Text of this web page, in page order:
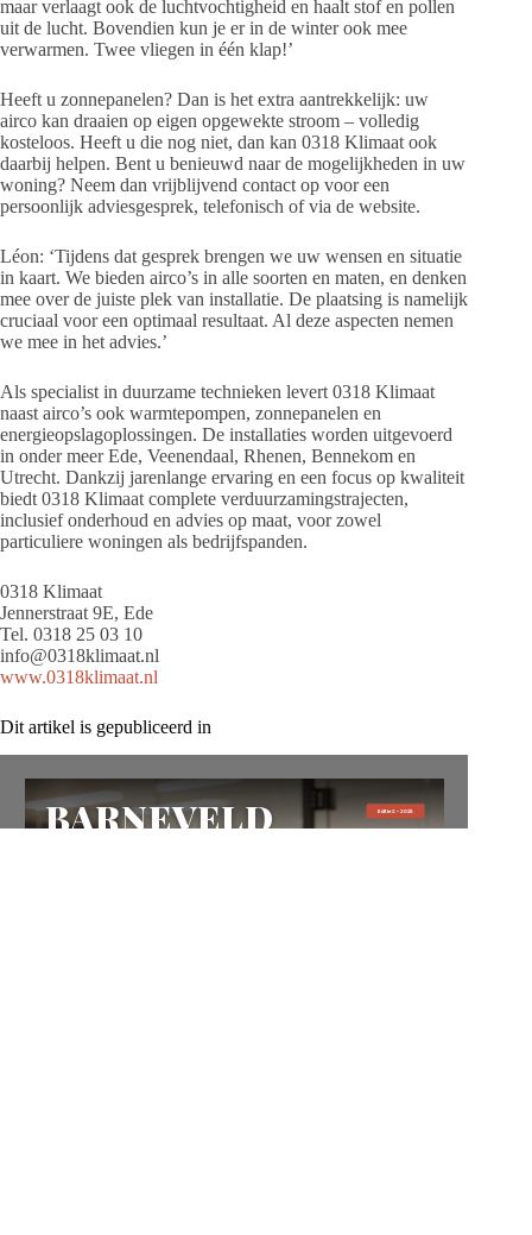
maar verlaagt ook de luchtvochtigheid en haalt stof en pollen
uit de lucht. Bovendien kun je er in de winter ook mee
verwarmen. Twee vliegen in één klap!’
Heeft u zonnepanelen? Dan is het extra aantrekkelijk: uw
airco kan draaien op eigen opgewekte stroom – volledig
kosteloos. Heeft u die nog niet, dan kan 0318 Klimaat ook
daarbij helpen. Bent u benieuwd naar de mogelijkheden in uw
woning? Neem dan vrijblijvend contact op voor een
persoonlijk adviesgesprek, telefonisch of via de website.
Léon: ‘Tijdens dat gesprek brengen we uw wensen en situatie
in kaart. We bieden airco’s in alle soorten en maten, en denken
mee over de juiste plek van installatie. De plaatsing is namelijk
cruciaal voor een optimaal resultaat. Al deze aspecten nemen
we mee in het advies.’
Als specialist in duurzame technieken levert 0318 Klimaat
naast airco’s ook warmtepompen, zonnepanelen en
energieopslagoplossingen. De installaties worden uitgevoerd
in onder meer Ede, Veenendaal, Rhenen, Bennekom en
Utrecht. Dankzij jarenlange ervaring en een focus op kwaliteit
biedt 0318 Klimaat complete verduurzamingstrajecten,
inclusief onderhoud en advies op maat, voor zowel
particuliere woningen als bedrijfspanden.
0318 Klimaat
Jennerstraat 9E, Ede
Tel. 0318 25 03 10
info@0318klimaat.nl
www.0318klimaat.nl
Dit artikel is gepubliceerd in